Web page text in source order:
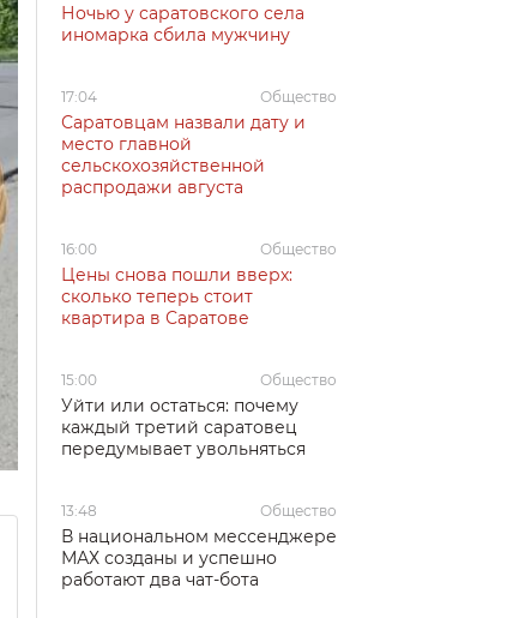
Ночью у саратовского села
иномарка сбила мужчину
17:04 Общество
Саратовцам назвали дату и
место главной
сельскохозяйственной
распродажи августа
16:00 Общество
Цены снова пошли вверх:
сколько теперь стоит
квартира в Саратове
15:00 Общество
Уйти или остаться: почему
каждый третий саратовец
передумывает увольняться
13:48 Общество
В национальном мессенджере
МАХ созданы и успешно
работают два чат-бота